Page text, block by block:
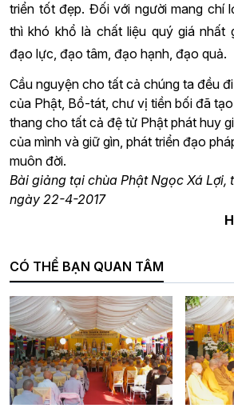
triển tốt đẹp. Đối với người mang chí
thì khó khổ là chất liệu quý giá nhất
đạo lực, đạo tâm, đạo hạnh, đạo quả.
Cầu nguyện cho tất cả chúng ta đều
của Phật, Bồ-tát, chư vị tiền bối đã
thang cho tất cả đệ tử Phật phát huy
của mình và giữ gìn, phát triển đạo
muôn đời.
Bài giảng tại chùa Phật Ngọc Xá Lợi,
ngày 22-4-2017
CÓ THỂ BẠN QUAN TÂM